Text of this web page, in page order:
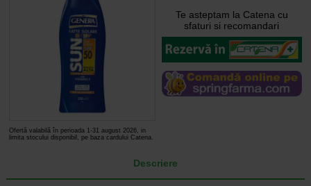
Ofertă valabilă în perioada 1-31 august 2026, in
limita stocului disponibil, pe baza cardului Catena.
Te asteptam la Catena cu
sfaturi si recomandari
Descriere